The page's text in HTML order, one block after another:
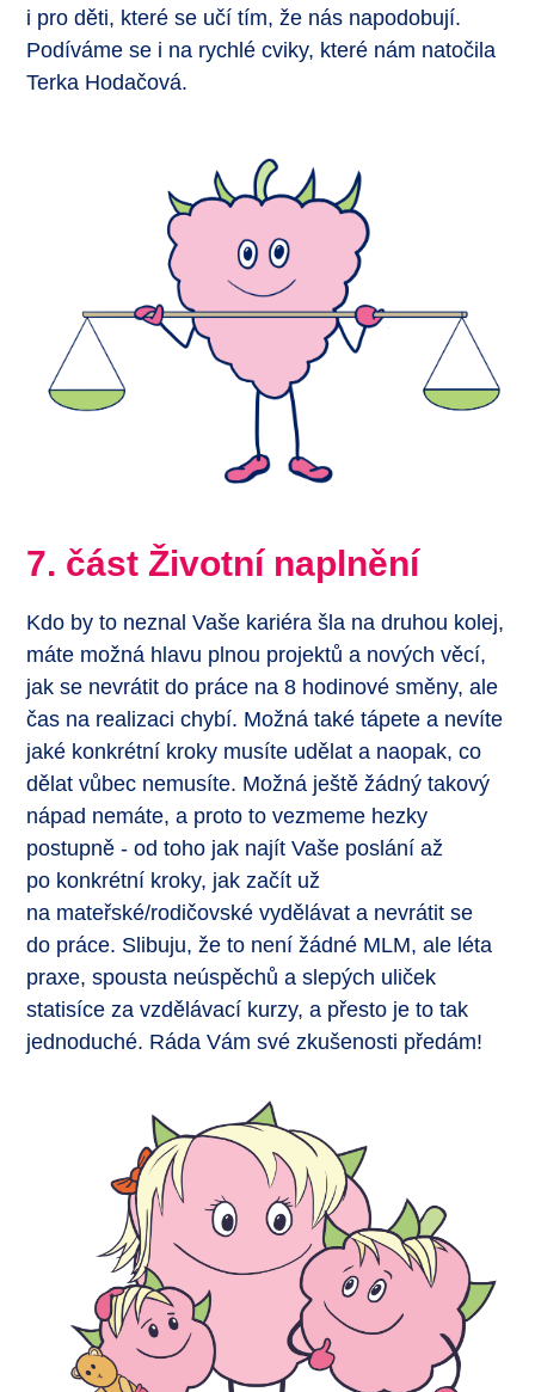
i pro děti, které se učí tím, že nás napodobují.
Podíváme se i na rychlé cviky, které nám natočila
Terka Hodačová.
7. část Životní naplnění
Kdo by to neznal Vaše kariéra šla na druhou kolej,
máte možná hlavu plnou projektů a nových věcí,
jak se nevrátit do práce na 8 hodinové směny, ale
čas na realizaci chybí. Možná také tápete a nevíte
jaké konkrétní kroky musíte udělat a naopak, co
dělat vůbec nemusíte. Možná ještě žádný takový
nápad nemáte, a proto to vezmeme hezky
postupně - od toho jak najít Vaše poslání až
po konkrétní kroky, jak začít už
na mateřské/rodičovské vydělávat a nevrátit se
do práce. Slibuju, že to není žádné MLM, ale léta
praxe, spousta neúspěchů a slepých uliček
statisíce za vzdělávací kurzy, a přesto je to tak
jednoduché. Ráda Vám své zkušenosti předám!